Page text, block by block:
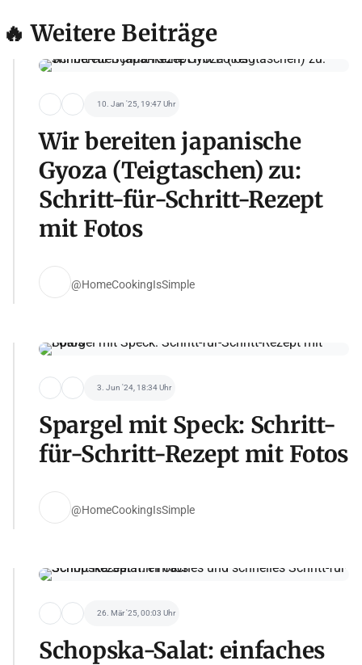
🔥 Weitere Beiträge
10. Jan '25, 19:47 Uhr
Wir bereiten japanische
Gyoza (Teigtaschen) zu:
Schritt-für-Schritt-Rezept
mit Fotos
@HomeCookingIsSimple
3. Jun '24, 18:34 Uhr
Spargel mit Speck: Schritt-
für-Schritt-Rezept mit Fotos
@HomeCookingIsSimple
26. Mär '25, 00:03 Uhr
Schopska-Salat: einfaches